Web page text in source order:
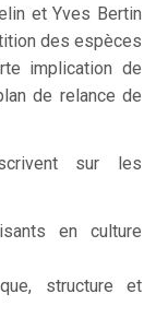
et Yves Bertin
des espèces
implication de
de relance de
sur les
en culture
structure et